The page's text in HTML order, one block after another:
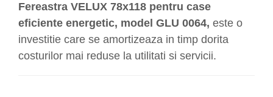
Fereastra VELUX 78x118 pentru case
eficiente energetic, model GLU 0064, este o
investitie care se amortizeaza in timp dorita
costurilor mai reduse la utilitati si servicii.